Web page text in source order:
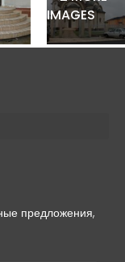
IMAGES
предложения,